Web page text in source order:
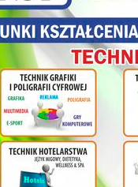
2006-2021. All rights